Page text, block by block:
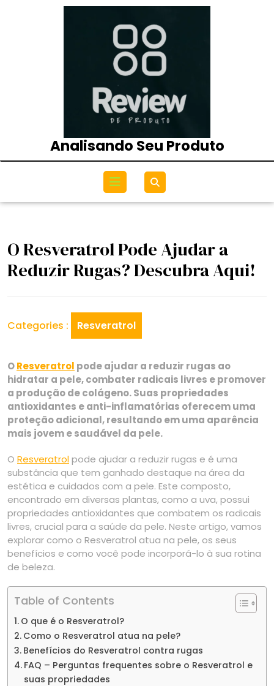
Analisando Seu Produto
Open
Menu
O Resveratrol Pode Ajudar a
Reduzir Rugas? Descubra Aqui!
Categories : Resveratrol
OResveratrol pode ajudar a reduzir rugas ao
hidratar a pele, combater radicais livres e promover
a produção de colágeno. Suas propriedades
antioxidantes e anti-inflamatórias oferecem uma
proteção adicional, resultando em uma aparência
mais jovem e saudável da pele.
O Resveratrolpode ajudar a reduzir rugas e é uma
substância que tem ganhado destaque na área da
estética e cuidados com a pele. Este composto,
encontrado em diversas plantas, como a uva, possui
propriedades antioxidantes que combatem os radicais
livres, crucial para a saúde da pele. Neste artigo, vamos
explorar como o Resveratrol atua na pele, os seus
benefícios e como você pode incorporá-lo à sua rotina
de beleza.
Table of Contents
O que é o Resveratrol?
Como o Resveratrol atua na pele?
Benefícios do Resveratrol contra rugas
FAQ – Perguntas frequentes sobre o Resveratrol e
suas propriedades